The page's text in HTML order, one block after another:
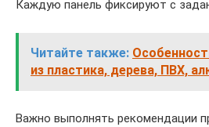
Каждую панель фиксируют с
Читайте также:
из пластика, дерева, ПВХ,
Важно выполнять рекомендации